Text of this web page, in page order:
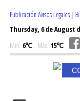
Publicación Avisos Legales |
Thursday, 6 de August
Min: 6℃ Max: 15℃